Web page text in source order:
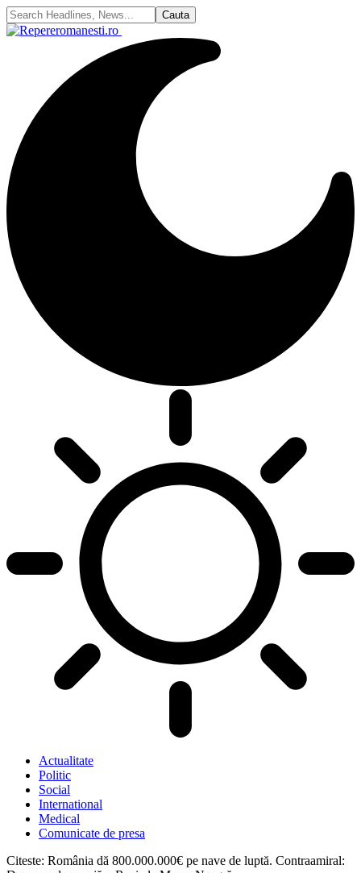
Actualitate
Politic
Social
International
Medical
Comunicate de presa
Citeste: România dă 800.000.000€ pe nave de luptă. Contraamiral: